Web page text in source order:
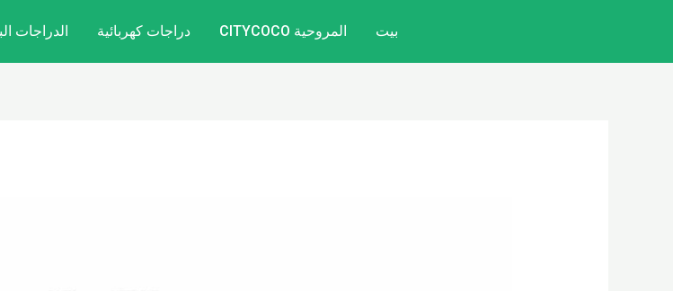
بيت المروحية CITYCOCO دراجات كهربائية الدراجات